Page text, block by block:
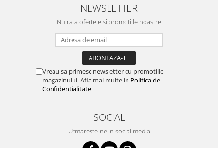
NEWSLETTER
Nu rata ofertele si promotiile noastre
Vreau sa primesc newsletter cu promotiile
magazinului. Afla mai multe in Politica de
Confidentialitate
SOCIAL
Urmareste-ne in social media